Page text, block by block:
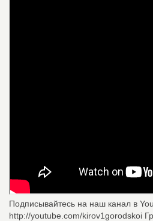
Подписывайтесь на наш канал в
http://youtube.com/kirov1gorodskoi